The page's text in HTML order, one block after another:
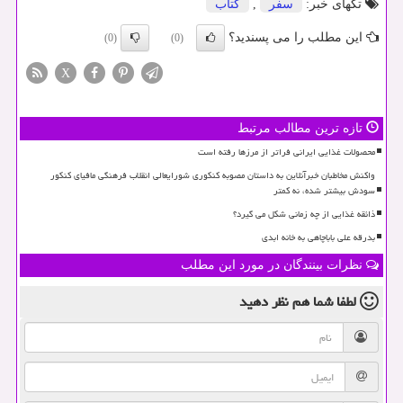
تگهای خبر: سفر , كتاب
این مطلب را می پسندید؟ (0)
(0)
X
تازه ترین مطالب مرتبط
محصولات غذایی ایرانی فراتر از مرزها رفته است
واکنش مخاطبان خبرآنلاین به داستان مصوبه کنکوری شورایعالی انقلاب فرهنگی مافیای کنکور
سودش بیشتر شده، نه کمتر
ذائقه غذایی از چه زمانی شکل می گیرد؟
بدرقه علی باباچاهی به خانه ابدی
نظرات بینندگان در مورد این مطلب
لطفا شما همنظر دهید